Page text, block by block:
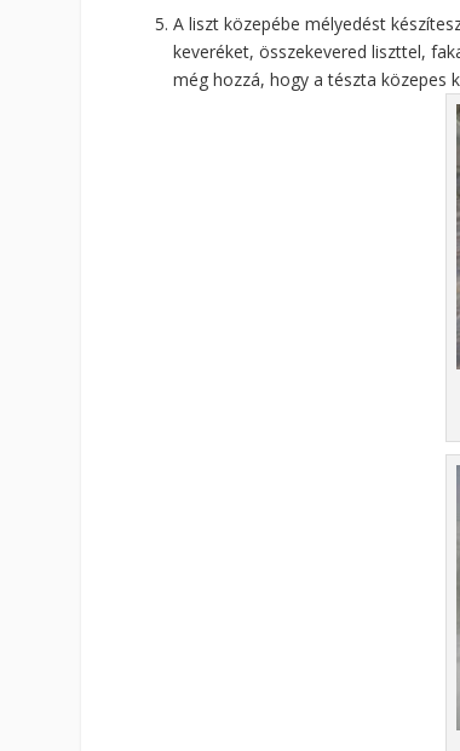
A liszt közepébe mélyedést
keveréket, összekevered liszttel,
még hozzá, hogy a tészta közepes